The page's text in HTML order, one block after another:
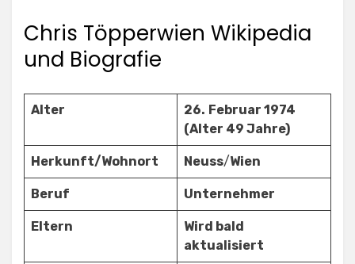
Chris Töpperwien Wikipedia
und Biografie
Alter 26. Februar 1974
(Alter 49 Jahre)
Herkunft/Wohnort Neuss/Wien
Beruf Unternehmer
Eltern
Wird bald
aktualisiert